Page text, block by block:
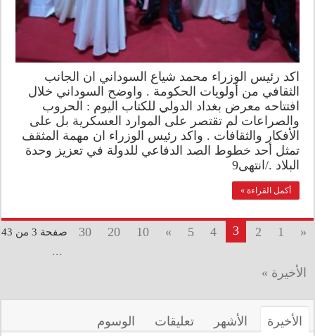
اكد رئيس الوزراء محمد شياع السوداني ان الجانب
الثقافي من أولويات الحكومة . واوضح السوداني خلال
افتتاحه معرض بغداد الدولي للكتاب اليوم : الحروب
والصراعات لم تقتصر على الموارد العسكرية بل على
الأفكار والثقافات . واكد رئيس الوزراء ان مهمة المثقف
تمثل أحد خطوط الصد الدفاعي للدولة في تعزيز وحدة
البلاد ./انتهى9
أكمل القراءة »
صفحة 3 من 43 «
1
2
3
4
5
»
10
20
30
...
الأخيرة »
الأخيرة الأشهر تعليقات الوسوم